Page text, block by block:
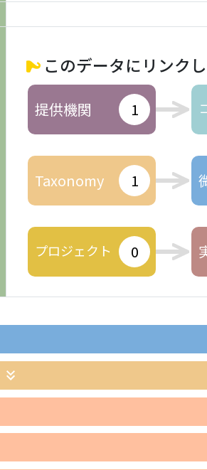
このデータにリンク
提供機関 1
Taxonomy 1
プロジェクト 0